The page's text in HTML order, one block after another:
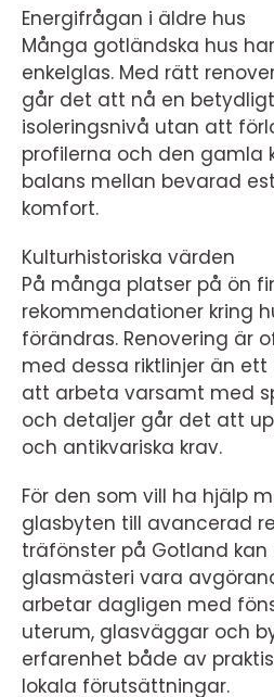
Energifrågan i äldre hus
Många gotländska hus
enkelglas. Med rätt
går det att nå en
isoleringsnivå utan att
profilerna och den gamla
balans mellan bevarad
komfort.
Kulturhistoriska värden
På många platser på ön
rekommendationer kring
förändras. Renovering är
med dessa riktlinjer än
att arbeta varsamt med
och detaljer går det att
och antikvariska krav.
För den som vill ha hjälp
glasbyten till avancerad
träfönster på Gotland
glasmästeri vara
arbetar dagligen med
uterum, glasväggar och
erfarenhet både av
lokala förutsättningar.